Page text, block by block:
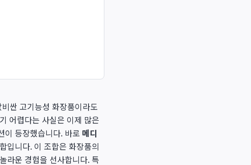
싼 고기능성 화장품이라도
어렵다는 사실은 이제 많은
이 등장했습니다. 바로 메디
입니다. 이 조합은 화장품의
라운 경험을 선사합니다. 특